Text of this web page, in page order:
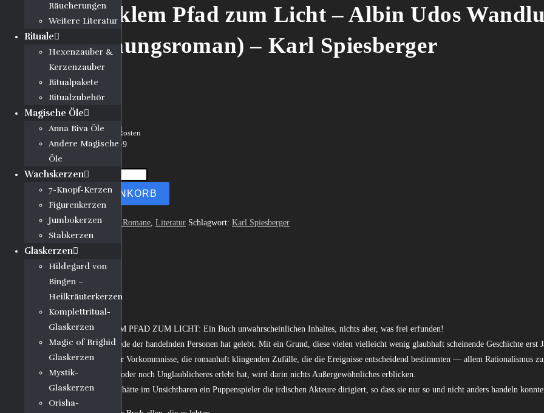
Räucherungen
Weitere Literatur
Rituale
Hexenzauber &
Kerzenzauber
Ritualpakete
Ritualzubehör
Magische Öle
Anna Riva Öle
Andere Magische
Öle
Wachskerzen
7-Knopf-Kerzen
Figurenkerzen
Jumbokerzen
Stabkerzen
Glaskerzen
Hildegard von
Bingen –
Heilkräuterkerzen
Komplettritual-
Glaskerzen
Magic of Brighid
Glaskerzen
Mystik-
Glaskerzen
Orisha-
Auf dunklem Pfad zum Licht – Albin Udos
(Einweihungsroman) – Karl Spiesberger
15,90€
inkl. MwSt. zzgl. Versandkosten
Autor: Karl Spiesberger
Artikelnummer: PD-3211
ISBN: 978-3-903555-09-9
Seiten: 264
IN DEN WARENKORB
Kategorien:Belletristik / Romane Literatur Schlagwort: Karl Spiesberger
Beschreibung
Rezensionen (0)
Blick Ins Buch
Beschreibung
Vowort: AUF DUNKLEM PFAD ZUM LICHT: Ein Buch unwahrscheinlichen Inhaltes, nichts aber, was frei erfunden!
Nichts ist hinzugefügt. Jede der handelnden Personen hat gelebt. Mit ein Grund, diese vielen vielleicht wenig glaubhaft scheinende Geschichte erst
Die Fülle parapsychischer Vorkommnisse, die romanhaft klingenden Zufälle, die die Ereignisse entscheidend bestimmten — allem Rationalismus
Wer natürlich Ähnliches oder noch Unglaublicheres erlebt hat, wird darin nichts Außergewöhnliches erblicken.
Fast will es scheinen, als hätte im Unsichtbaren ein Puppenspieler die irdischen Akteure dirigiert, so dass sie nur so und nicht anders handeln